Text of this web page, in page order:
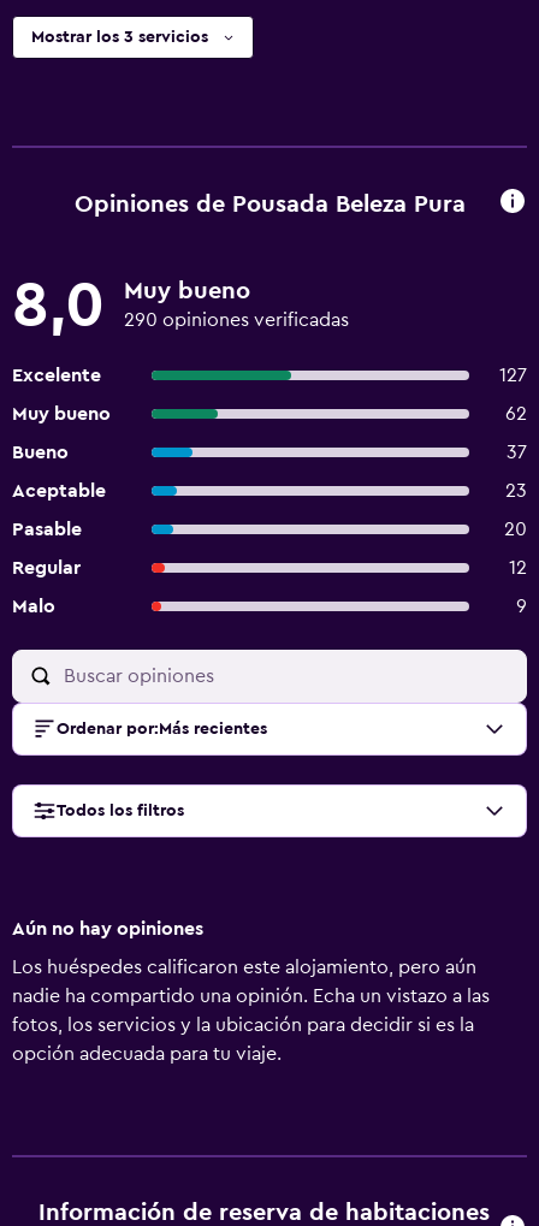
Mostrar los 3 servicios
Opiniones de Pousada Beleza Pura
8,0 Muy bueno
290 opiniones verificadas
Excelente
127
Muy bueno
62
Bueno
37
Aceptable
23
Pasable
20
Regular
12
Malo
9
Ordenar por: Más recientes
Todos los filtros
Aún no hay opiniones
Los huéspedes calificaron este alojamiento, pero aún
nadie ha compartido una opinión. Echa un vistazo a las
fotos, los servicios y la ubicación para decidir si es la
opción adecuada para tu viaje.
Información de reserva de habitaciones